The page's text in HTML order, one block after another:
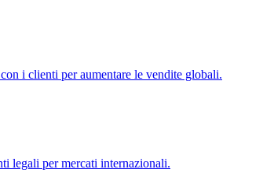
i clienti per aumentare le vendite globali.
legali per mercati internazionali.